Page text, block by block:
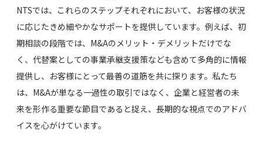
NTSでは、これらのステップそれぞれにおいて、お客様の状況
に応じたきめ細やかなサポートを提供しています。例えば、初
期相談の段階では、M&Aのメリット・デメリットだけでな
く、代替案としての事業承継支援策なども含めて多角的に情報
提供し、お客様にとって最善の道筋を共に探ります。私たち
は、M&Aが単なる一過性の取引ではなく、企業と経営者の未
来を形作る重要な節目であると捉え、長期的な視点でのアドバ
イスを心がけています。